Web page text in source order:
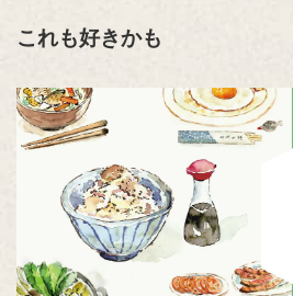
これも好きかも